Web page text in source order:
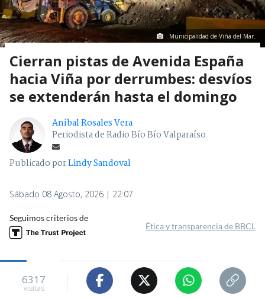
Municipalidad de Viña del Mar.
Cierran pistas de Avenida España
hacia Viña por derrumbes: desvíos
se extenderán hasta el domingo
Aníbal Rosales Vera
Periodista de Radio Bío Bío Valparaíso
Publicado porLindy Sandoval
Sábado 08 Agosto, 2026 | 22:07
Seguimos criterios de
Ética y transparencia de BBCL
6317
visitas